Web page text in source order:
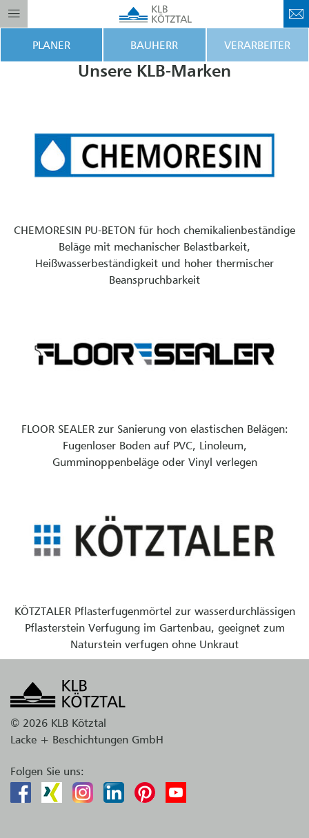
PLANER BAUHERR VERARBEITER
Unsere KLB-Marken
CHEMORESIN PU-BETON für hoch chemikalienbeständige
Beläge mit mechanischer Belastbarkeit,
Heißwasserbeständigkeit und hoher thermischer
Beanspruchbarkeit
FLOOR SEALER zur Sanierung von elastischen Belägen:
Fugenloser Boden auf PVC, Linoleum,
Gumminoppenbeläge oder Vinyl verlegen
KÖTZTALER Pflasterfugenmörtel zur wasserdurchlässigen
Pflasterstein Verfugung im Gartenbau, geeignet zum
Naturstein verfugen ohne Unkraut
© 2026 KLB Kötztal
Lacke + Beschichtungen GmbH
Folgen Sie uns: